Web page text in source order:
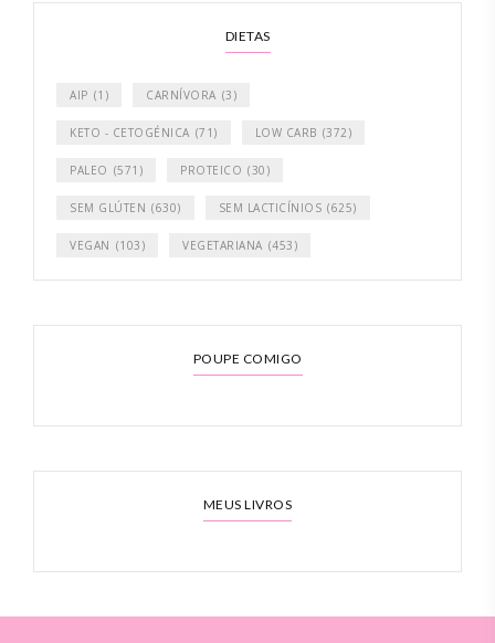
DIETAS
AIP (1) CARNÍVORA (3)
KETO - CETOGÉNICA (71) LOW CARB (372)
PALEO (571) PROTEICO (30)
SEM GLÚTEN (630) SEM LACTICÍNIOS (625)
VEGAN (103) VEGETARIANA (453)
POUPE COMIGO
MEUS LIVROS